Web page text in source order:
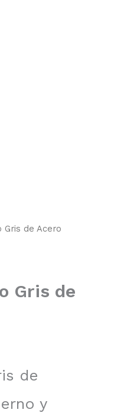
Gris de Acero
Gris de
de
y